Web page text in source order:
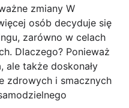
zmiany W
osób decyduje się
zarówno w celach
Dlaczego? Ponieważ
także doskonały
zdrowych i smacznych